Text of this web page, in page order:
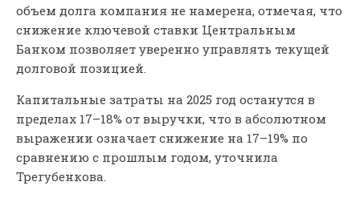
объем долга компания не намерена, отмечая, что
снижение ключевой ставки Центральным
Банком позволяет уверенно управлять текущей
долговой позицией.
Капитальные затраты на 2025 год останутся в
пределах 17–18% от выручки, что в абсолютном
выражении означает снижение на 17–19% по
сравнению с прошлым годом, уточнила
Трегубенкова.